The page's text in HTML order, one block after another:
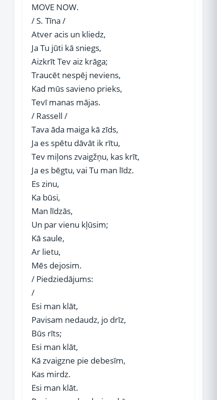
MOVE NOW.
/ S. Tīna /
Atver acis un kliedz,
Ja Tu jūti kā sniegs,
Aizkrīt Tev aiz krāga;
Traucēt nespēj neviens,
Kad mūs savieno prieks,
Tevī manas mājas.
/ Rassell /
Tava āda maiga kā zīds,
Ja es spētu dāvāt ik rītu,
Tev miļons zvaigžņu, kas krīt,
Ja es bēgtu, vai Tu man līdz.
Es zinu,
Ka būsi,
Man līdzās,
Un par vienu kļūsim;
Kā saule,
Ar lietu,
Mēs dejosim.
/ Piedziedājums:
/
Esi man klāt,
Pavisam nedaudz, jo drīz,
Būs rīts;
Esi man klāt,
Kā zvaigzne pie debesīm,
Kas mirdz.
Esi man klāt.